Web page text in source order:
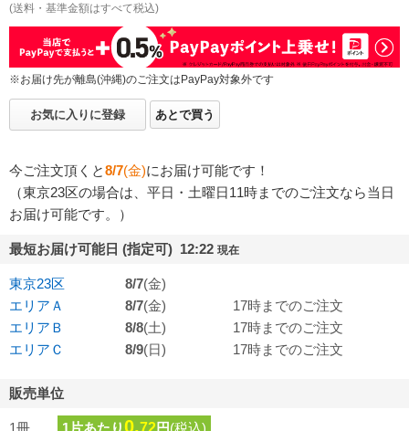
(送料・基準金額はすべて税込)
※お届け先が離島(沖縄)のご注文はPayPay対象外です
お気に入りに登録 あとで買う
今ご注文頂くと8/7(金)にお届け可能です！
（東京23区の場合は、平日・土曜日11時までのご注文なら当日
お届け可能です。）
最短お届け可能日 (指定可) 12:22 現在
東京23区 8/7(金)
エリアＡ
8/7(金)
17時までのご注文
エリアＢ
8/8(土)
17時までのご注文
エリアＣ
8/9(日) 17時までのご注文
販売単位
0.